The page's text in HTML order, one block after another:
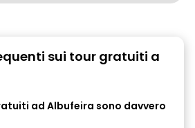
sui tour gratuiti a
ad Albufeira sono davvero